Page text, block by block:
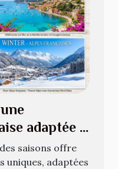
adaptée à
saisons offre
uniques, adaptées